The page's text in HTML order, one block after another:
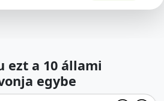
ezt a 10 állami
egybe